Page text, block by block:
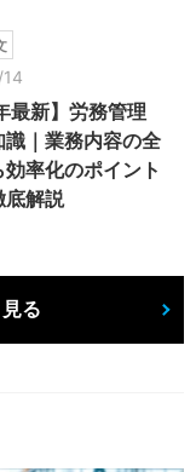
最新】労務管理
識｜業務内容の全
率化のポイント
底解説
る